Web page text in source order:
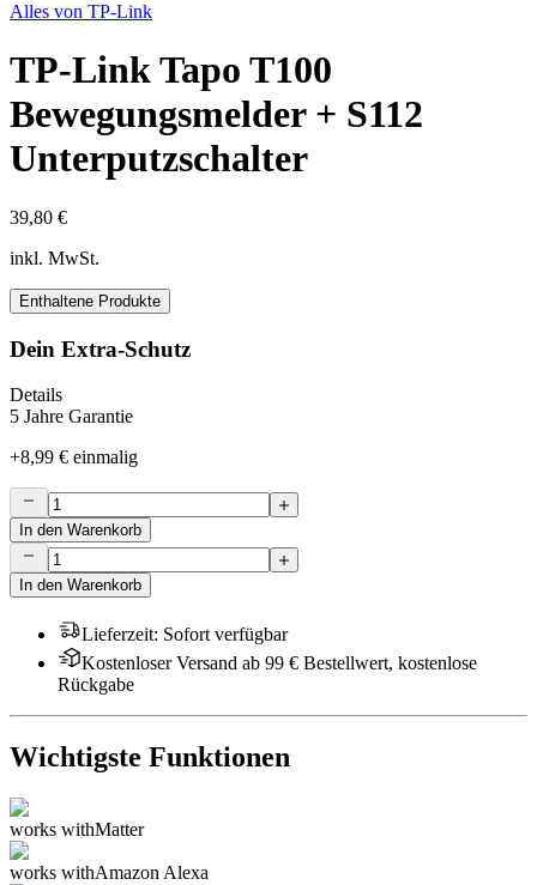
Alles von TP-Link
TP-Link Tapo T100
Bewegungsmelder + S112
Unterputzschalter
39,80 €
inkl. MwSt.
Enthaltene Produkte
Dein Extra-Schutz
Details
5 Jahre Garantie
+8,99 € einmalig
In den Warenkorb
In den Warenkorb
Lieferzeit: Sofort verfügbar
Kostenloser Versand ab 99 € Bestellwert, kostenlose
Rückgabe
Wichtigste Funktionen
works withMatter
works withAmazon Alexa